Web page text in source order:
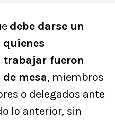
debe darse un
trabajar fueron
mesa, miembros
o delegados ante
lo anterior, sin